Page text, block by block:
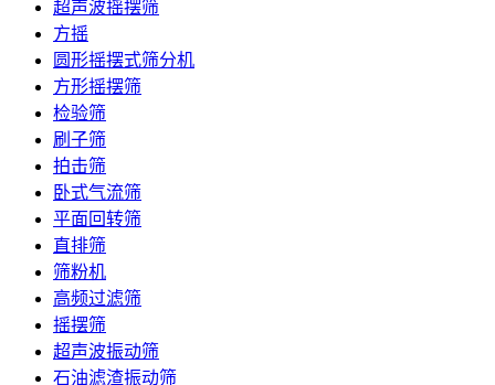
超声波摇摆筛
方摇
圆形摇摆式筛分机
方形摇摆筛
检验筛
刷子筛
拍击筛
卧式气流筛
平面回转筛
直排筛
筛粉机
高频过滤筛
摇摆筛
超声波振动筛
石油滤渣振动筛